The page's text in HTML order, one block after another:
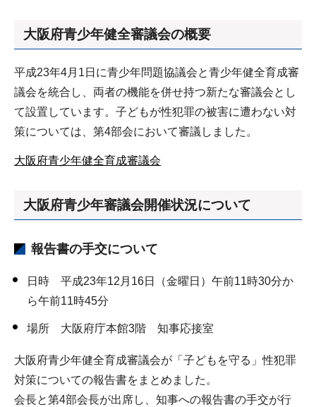
大阪府青少年健全審議会の概要
平成23年4月1日に青少年問題協議会と青少年健全育成審
議会を統合し、両者の機能を併せ持つ新たな審議会とし
て設置しています。子どもが性犯罪の被害に遭わない対
策については、第4部会において審議しました。
大阪府青少年健全育成審議会
大阪府青少年審議会開催状況について
報告書の手交について
日時 平成23年12月16日（金曜日）午前11時30分か
ら午前11時45分
場所 大阪府庁本館3階 知事応接室
大阪府青少年健全育成審議会が「子どもを守る」性犯罪
対策についての報告書をまとめました。
会長と第4部会長が出席し、知事への報告書の手交が行